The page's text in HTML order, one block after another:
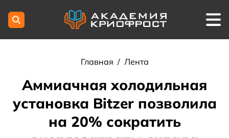
Главная / Лента
Аммиачная холодильная
установка Bitzer позволила
на 20% сократить